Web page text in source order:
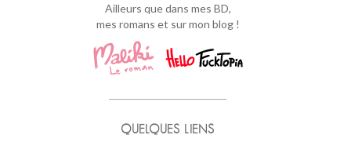
Ailleurs que dans mes BD,
mes romans et sur mon blog !
QUELQUES LIENS